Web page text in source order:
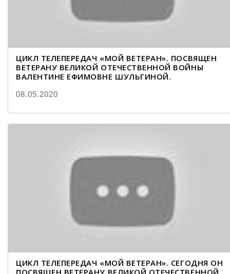
ЦИКЛ ТЕЛЕПЕРЕДАЧ «МОЙ ВЕТЕРАН». ПОСВЯЩЕН
ВЕТЕРАНУ ВЕЛИКОЙ ОТЕЧЕСТВЕННОЙ ВОЙНЫ
ВАЛЕНТИНЕ ЕФИМОВНЕ ШУЛЬГИНОЙ.
08.05.2020
ЦИКЛ ТЕЛЕПЕРЕДАЧ «МОЙ ВЕТЕРАН». СЕГОДНЯ ОН
ПОСВЯЩЕН ВЕТЕРАНУ ВЕЛИКОЙ ОТЕЧЕСТВЕННОЙ